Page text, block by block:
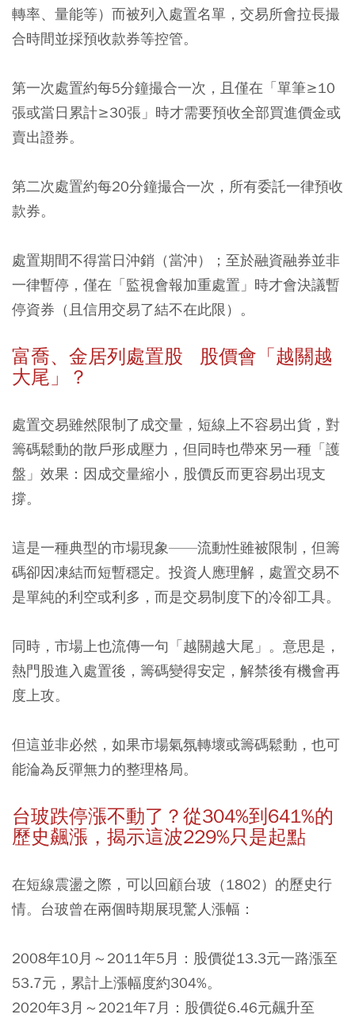
轉率、量能等）而被列入處置名單，交易所會拉長撮
合時間並採預收款券等控管。
第一次處置約每5分鐘撮合一次，且僅在「單筆≥10
張或當日累計≥30張」時才需要預收全部買進價金或
賣出證券。
第二次處置約每20分鐘撮合一次，所有委託一律預收
款券。
處置期間不得當日沖銷（當沖）；至於融資融券並非
一律暫停，僅在「監視會報加重處置」時才會決議暫
停資券（且信用交易了結不在此限）。
富喬、金居列處置股 股價會「越關越
大尾」？
處置交易雖然限制了成交量，短線上不容易出貨，對
籌碼鬆動的散戶形成壓力，但同時也帶來另一種「護
盤」效果：因成交量縮小，股價反而更容易出現支
撐。
這是一種典型的市場現象——流動性雖被限制，但籌
碼卻因凍結而短暫穩定。投資人應理解， 處置交易不
是單純的利空或利多，而是交易制度下的冷卻工具。
同時，市場上也流傳一句「越關越大尾」。意思是，
熱門股進入處置後，籌碼變得安定，解禁後有機會再
度上攻。
但這並非必然，如果市場氣氛轉壞或籌碼鬆動，也可
能淪為反彈無力的整理格局。
台玻跌停漲不動了？從304%到641%的
歷史飆漲，揭示這波229%只是起點
在短線震盪之際，可以回顧台玻（1802）的歷史行
情。台玻曾在兩個時期展現驚人漲幅：
2008年10月～2011年5月：股價從13.3元一路漲至
53.7元，累計上漲幅度約304%。
2020年3月～2021年7月：股價從6.46元飆升至